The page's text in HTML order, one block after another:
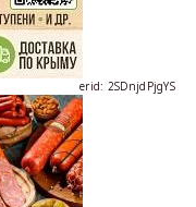
erid: 2SDnjdPjgYS